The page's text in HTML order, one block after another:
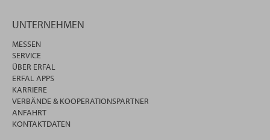
UNTERNEHMEN
MESSEN
SERVICE
ÜBER ERFAL
ERFAL APPS
KARRIERE
VERBÄNDE & KOOPERATIONSPARTNER
ANFAHRT
KONTAKTDATEN